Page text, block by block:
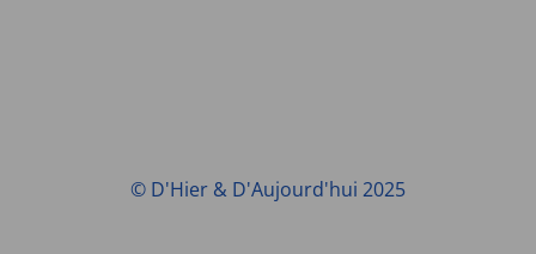
© D'Hier & D'Aujourd'hui 2025